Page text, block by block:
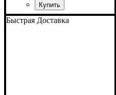
Быстрая Доставка